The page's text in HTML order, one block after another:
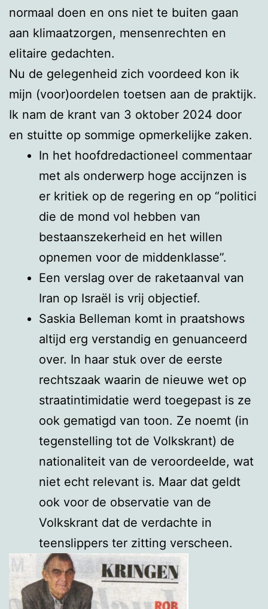
normaal doen en ons niet te buiten gaan
aan klimaatzorgen, mensenrechten en
elitaire gedachten.
Nu de gelegenheid zich voordeed kon ik
mijn (voor)oordelen toetsen aan de praktijk.
Ik nam de krant van 3 oktober 2024 door
en stuitte op sommige opmerkelijke zaken.
In het hoofdredactioneel commentaar
met als onderwerp hoge accijnzen is
er kritiek op de regering en op “politici
die de mond vol hebben van
bestaanszekerheid en het willen
opnemen voor de middenklasse”.
Een verslag over de raketaanval van
Iran op Israël is vrij objectief.
Saskia Belleman komt in praatshows
altijd erg verstandig en genuanceerd
over. In haar stuk over de eerste
rechtszaak waarin de nieuwe wet op
straatintimidatie werd toegepast is ze
ook gematigd van toon. Ze noemt (in
tegenstelling tot de Volkskrant) de
nationaliteit van de veroordeelde, wat
niet echt relevant is. Maar dat geldt
ook voor de observatie van de
Volkskrant dat de verdachte in
teenslippers ter zitting verscheen.